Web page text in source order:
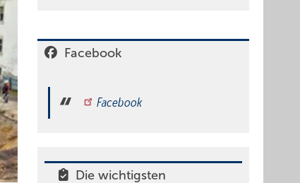
Facebook
Facebook
Die wichtigsten